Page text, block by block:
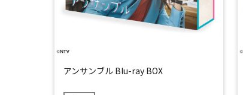
アンサンブル Blu-ray BOX